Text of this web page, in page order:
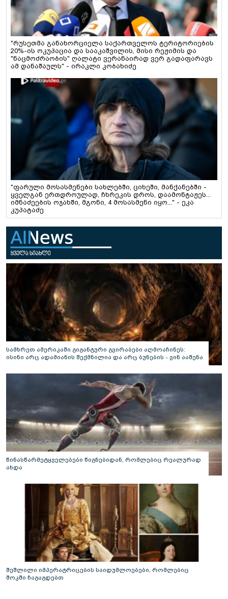
"რუსეთმა განახორციელა საქართველოს ტერიტორიების
20%-ის ოკუპაცია და სააკაშვილის, მისი რეჟიმის და
"ნაცმოძრაობის" ღალატი ვერანაირად ვერ გადაფარავს
ამ დანაშაულს" - ირაკლი კობახიძე
"ფარული მოსასმენები სახლებში, ციხეში, მანქანებში -
ყველგან ერთდროულად, ჩხრეკის დროს, დაამონტაჟეს...
იმნაძეების ოჯახში, მგონი, 4 მოსასმენი იყო..." - ეკა
კუპატაძე
სამხრეთ ამერიკაში გიგანტური გვირაბები აღმოაჩინეს:
ისინი არც ადამიანის შექმნილია და არც ბუნების - ვინ ააშენა
წინასწარმეტყველებები წიგნებიდან, რომლებიც რეალურად
ახდა
შეშლილი იმპერატრიცების საიდუმლოებები, რომლებიც
შოკში ჩაგაგდებთ